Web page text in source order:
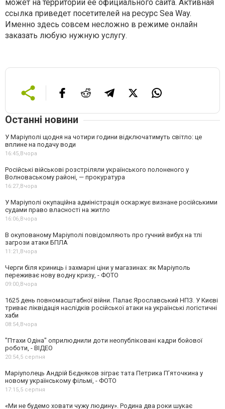
может на территории ее официального сайта. Активная
ссылка приведет посетителей на ресурс Sea Way.
Именно здесь совсем несложно в режиме онлайн
заказать любую нужную услугу.
Останні новини
У Маріуполі щодня на чотири години відключатимуть світло: це
вплине на подачу води
16:45,Вчора
Російські військові розстріляли українського полоненого у
Волноваському районі, — прокуратура
16:27,Вчора
У Маріуполі окупаційна адміністрація оскаржує визнане російськими
судами право власності на житло
16:06,Вчора
В окупованому Маріуполі повідомляють про гучний вибух на тлі
загрози атаки БПЛА
11:21,Вчора
Черги біля криниць і захмарні ціни у магазинах: як Маріуполь
переживає нову водну кризу, - ФОТО
09:00,Вчора
1625 день повномасштабної війни. Палає Ярославський НПЗ. У Києві
триває ліквідація наслідків російської атаки на українські логістичні
хаби
08:54,Вчора
"Птахи Одіна" оприлюднили доти неопубліковані кадри бойової
роботи, - ВІДЕО
20:54,5 серпня
Маріуполець Андрій Бєдняков зіграє тата Петрика П’яточкина у
новому українському фільмі, - ФОТО
17:15,5 серпня
«Ми не будемо ховати чужу людину». Родина два роки шукає